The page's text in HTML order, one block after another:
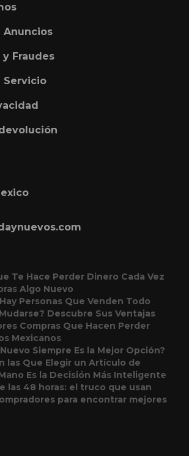
Anuncios
y Fraudes
Servicio
Te Hace Perder Dinero Cada Vez
Algo Nuevo
Personas Que Venden Todo
Descubre Sus Ventajas
Compras Que Hacen Perder
Mexicanos
Siempre Es la Mejor Opción?
las Que Elegir un Artículo de
Es la Decisión Más Inteligente
las 48 horas: el truco que usan
para encontrar mejores